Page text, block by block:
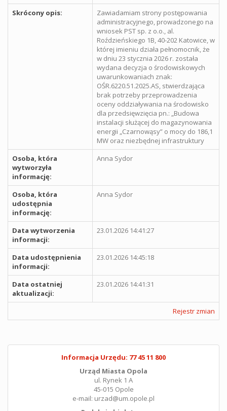
Skrócony opis:
Zawiadamiam strony postępowania
administracyjnego, prowadzonego na
wniosek PST sp. z o.o., al.
Roździeńskiego 1B, 40-202 Katowice, w
której imieniu działa pełnomocnik, że
w dniu 23 stycznia 2026 r. została
wydana decyzja o środowiskowych
uwarunkowaniach znak:
OŚR.6220.51.2025.AS, stwierdzająca
brak potrzeby przeprowadzenia
oceny oddziaływania na środowisko
dla przedsięwzięcia pn.: „Budowa
instalacji służącej do magazynowania
energii „Czarnowąsy” o mocy do 186,1
MW oraz niezbędnej infrastruktury
Osoba, która
wytworzyła
informację:
Anna Sydor
Osoba, która
udostępnia
informację:
Anna Sydor
Data wytworzenia
informacji:
23.01.2026 14:41:27
Data udostępnienia
informacji:
23.01.2026 14:45:18
Data ostatniej
aktualizacji:
23.01.2026 14:41:31
Rejestr zmian
Informacja Urzędu: 77 45 11 800
Urząd Miasta Opola
ul. Rynek 1 A
45-015 Opole
e-mail: urzad@um.opole.pl